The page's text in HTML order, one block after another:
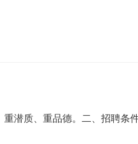
潜质、重品德。二、招聘条